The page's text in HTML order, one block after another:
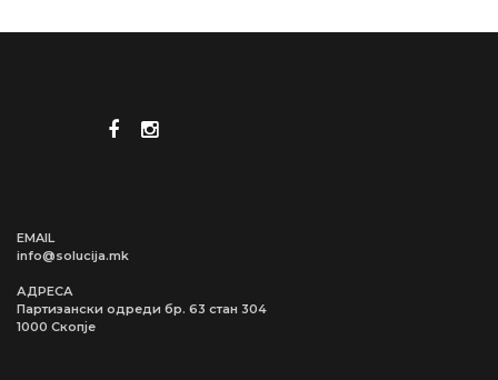
EMAIL
info@solucija.mk
АДРЕСА
Партизански одреди бр. 63 стан 304
1000 Скопје